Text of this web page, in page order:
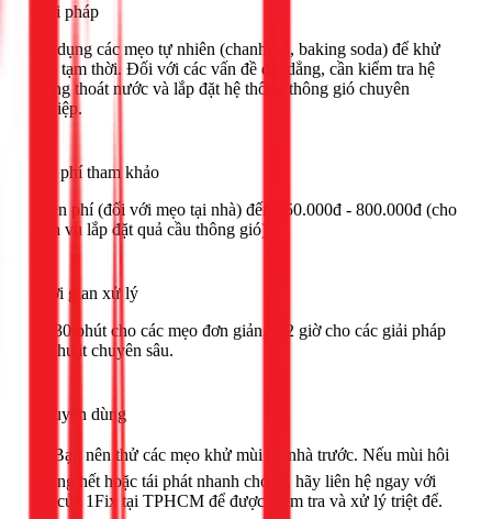
Giải pháp
Áp dụng các mẹo tự nhiên (chanh, sả, baking soda) để khử
mùi tạm thời. Đối với các vấn đề dai dẳng, cần kiểm tra hệ
thống thoát nước và lắp đặt hệ thống thông gió chuyên
nghiệp.
Chi phí tham khảo
Miễn phí (đối với mẹo tại nhà) đến 550.000đ - 800.000đ (cho
dịch vụ lắp đặt quả cầu thông gió).
Thời gian xử lý
15-30 phút cho các mẹo đơn giản, 1-2 giờ cho các giải pháp
kỹ thuật chuyên sâu.
Khuyên dùng
🟢 Bạn nên thử các mẹo khử mùi tại nhà trước. Nếu mùi hôi
không hết hoặc tái phát nhanh chóng, hãy liên hệ ngay với
thợ của 1Fix tại TPHCM để được kiểm tra và xử lý triệt để.